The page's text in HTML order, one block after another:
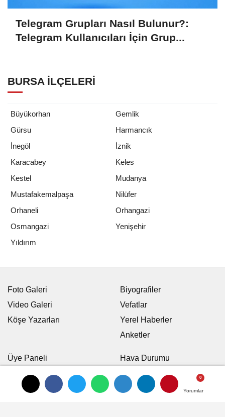
Yorumlar
Yorumlar
Telegram Grupları Nasıl Bulunur?:
Telegram Kullanıcıları İçin Grup...
BURSA İLÇELERI
Büyükorhan
Gemlik
Gürsu
Harmancık
İnegöl
İznik
Karacabey
Keles
Kestel
Mudanya
Mustafakemalpaşa
Nilüfer
Orhaneli
Orhangazi
Osmangazi
Yenişehir
Yıldırım
Foto Galeri
Video Galeri
Köşe Yazarları
Biyografiler
Vefatlar
Yerel Haberler
Anketler
Üye Paneli
Günün Haberleri
Arşiv
Hava Durumu
Nöbetci Eczaneler
Namaz Vakitleri